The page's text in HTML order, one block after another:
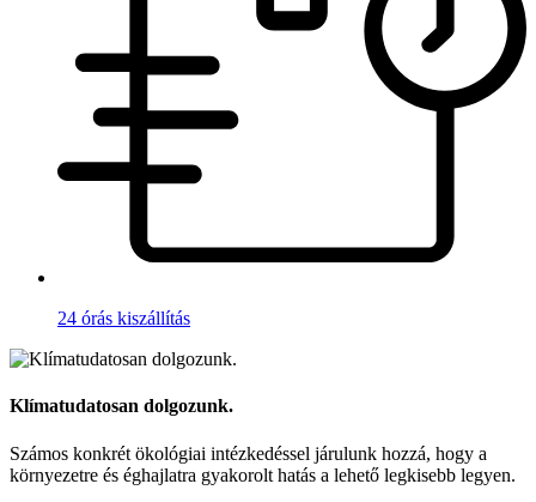
24 órás kiszállítás
Klímatudatosan dolgozunk.
Számos konkrét ökológiai intézkedéssel járulunk hozzá, hogy a
környezetre és éghajlatra gyakorolt hatás a lehető legkisebb legyen.